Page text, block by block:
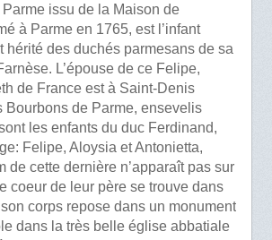
issu de la Maison de
à Parme en 1765, est l’infant
hérité des duchés parmesans de sa
L’épouse de ce Felipe,
de France est à Saint-Denis
Bourbons de Parme, ensevelis
les enfants du duc Ferdinand,
Felipe, Aloysia et Antonietta,
de cette dernière n’apparaît pas sur
coeur de leur père se trouve dans
corps repose dans un monument
dans la très belle église abbatiale